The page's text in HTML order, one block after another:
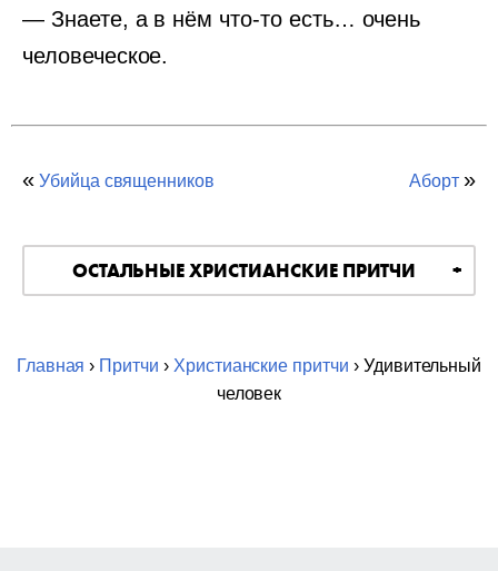
— Знаете, а в нём что-то есть… очень
человеческое.
« Убийца священников Аборт »
ОСТАЛЬНЫЕ ХРИСТИАНСКИЕ ПРИТЧИ
Главная › Притчи › Христианские притчи › Удивительный
человек